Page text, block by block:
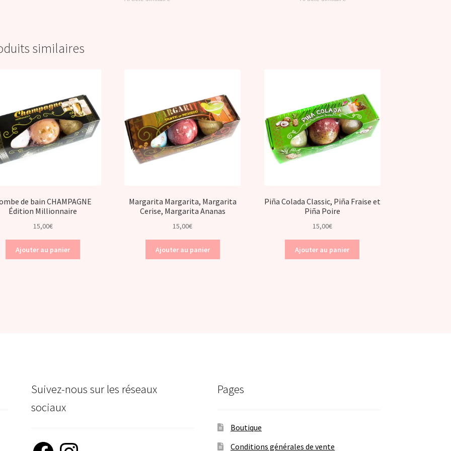
similaires
de bain CHAMPAGNE
Édition Millionnaire
15,00€
Ajouter au panier
Margarita Margarita, Margarita
Cerise, Margarita Ananas
15,00€
Ajouter au panier
Piña Colada Classic, Piña Fraise et
Piña Poire
15,00€
Ajouter au panier
Suivez-nous sur les réseaux
sociaux
FacebookInstagram
Pages
Boutique
Conditions générales de vente